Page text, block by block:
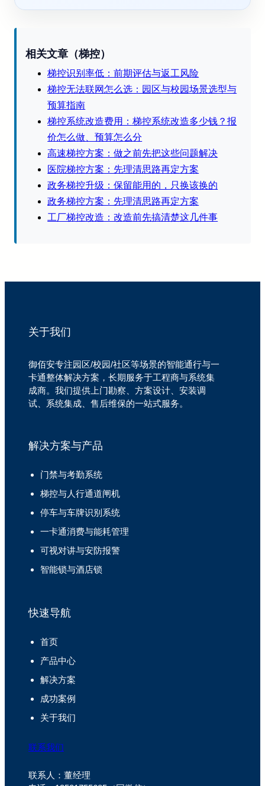
相关文章（梯控）
梯控识别率低：前期评估与返工风险
梯控无法联网怎么选：园区与校园场景选型与
预算指南
梯控系统改造费用：梯控系统改造多少钱？报
价怎么做、预算怎么分
高速梯控方案：做之前先把这些问题解决
医院梯控方案：先理清思路再定方案
政务梯控升级：保留能用的，只换该换的
政务梯控方案：先理清思路再定方案
工厂梯控改造：改造前先搞清楚这几件事
关于我们
御佰安专注园区/校园/社区等场景的智能通行与一
卡通整体解决方案，长期服务于工程商与系统集
成商。我们提供上门勘察、方案设计、安装调
试、系统集成、售后维保的一站式服务。
解决方案与产品
门禁与考勤系统
梯控与人行通道闸机
停车与车牌识别系统
一卡通消费与能耗管理
可视对讲与安防报警
智能锁与酒店锁
快速导航
首页
产品中心
解决方案
成功案例
关于我们
联系我们
联系人：董经理